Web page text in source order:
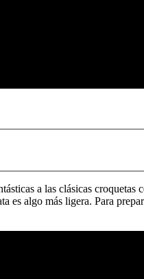
a las clásicas
es algo más ligera. Para